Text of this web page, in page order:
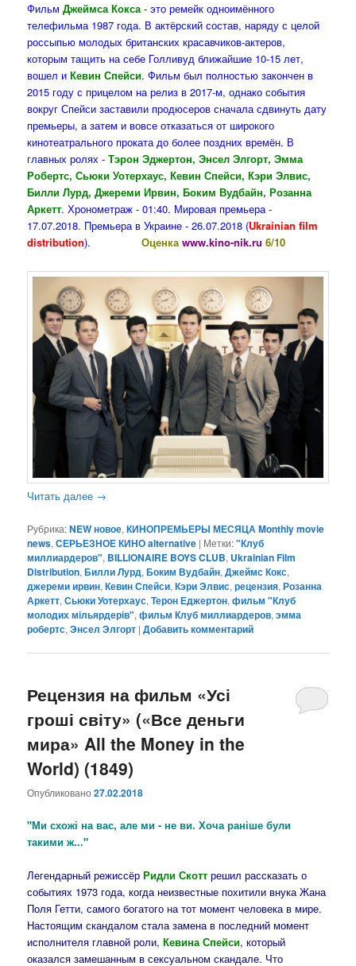
ФильмДжеймса Кокса- это ремейк одноимённого
телефильма 1987 года. В актёрский состав, наряду с целой
россыпью молодых британских красавчиков-актеров,
которым тащить на себе Голливуд ближайшие 10-15 лет,
вошел иКевин Спейси. Фильм был полностью закончен в
2015 году с прицелом на релиз в 2017-м, однако события
вокруг Спейси заставили продюсеров сначала сдвинуть дату
премьеры, а затем и вовсе отказаться от широкого
кинотеатрального проката до более поздних времён. В
главных ролях -Тэрон Эджертон, Энсел Элгорт, Эмма
Робертс, Сьюки Уотерхаус, Кевин Спейси, Кэри Элвис,
Билли Лурд, Джереми Ирвин, Боким Вудбайн, Розанна
Аркетт. Хронометраж - 01:40. Мировая премьера -
17.07.2018. Премьера в Украине - 26.07.2018 (Ukrainian film
distribution).Оценкаwww.kino-nik.ru 6/10
Читать далее →
Рубрика:NEW новое,КИНОПРЕМЬЕРЫ МЕСЯЦА Monthly movie
news,СЕРЬЕЗНОЕ КИНО alternative | Метки:"Клуб
миллиардеров", BILLIONAIRE BOYS CLUB, Ukrainian Film
Distribution,Билли Лурд,Боким Вудбайн,Джеймс Кокс,
джереми ирвин,Кевин Спейси,Кэри Элвис,рецензия,Розанна
Аркетт,Сьюки Уотерхаус,Терон Еджертон,фильм "Клуб
молодих мільярдерів",фильм Клуб миллиардеров,эмма
робертс,Энсел Элгорт |Добавить комментарий
Рецензия на фильм «Усі
гроші світу» («Все деньги
мира» All the Money in the
World) (1849)
Опубликовано27.02.2018
"Ми схожі на вас, але ми - не ви. Хоча раніше були
такими ж..."
Легендарный режиссёрРидли Скотт решил рассказать о
событиях 1973 года, когда неизвестные похитили внука Жана
Поля Гетти, самого богатого на тот момент человека в мире.
Настоящим скандалом стала замена в последний момент
исполнителя главной роли,Кевина Спейси, который
оказался замешанным в сексуальном скандале. Что